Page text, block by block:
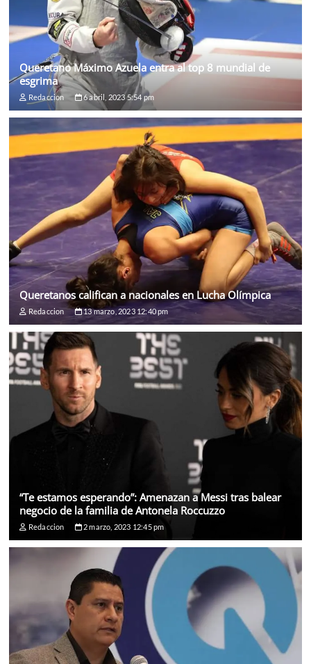
Queretano Máximo Azuela entra al top 8 mundial de
esgrima
Redaccion 6 abril, 2023 5:54 pm
Queretanos califican a nacionales en Lucha Olímpica
Redaccion 13 marzo, 2023 12:40 pm
“Te estamos esperando”: Amenazan a Messi tras balear
negocio de la familia de Antonela Roccuzzo
Redaccion 2 marzo, 2023 12:45 pm